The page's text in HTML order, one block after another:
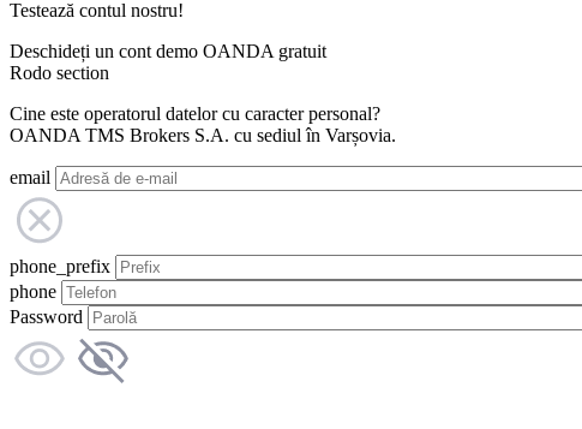
Testează contul nostru!
Deschideți un cont demo OANDA gratuit
Rodo section
Cine este operatorul datelor cu caracter personal?
OANDA TMS Brokers S.A. cu sediul în Varșovia.
email
phone_prefix
phone
Password